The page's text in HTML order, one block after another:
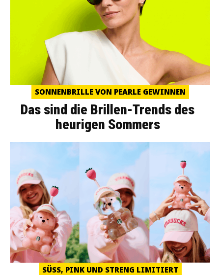
SONNENBRILLE VON PEARLE GEWINNEN
Das sind die Brillen-Trends des
heurigen Sommers
SÜSS, PINK UND STRENG LIMITIERT